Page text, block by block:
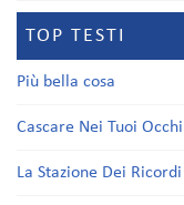
TOP TESTI
Più bella cosa
Cascare Nei Tuoi Occhi
La Stazione Dei Ricordi